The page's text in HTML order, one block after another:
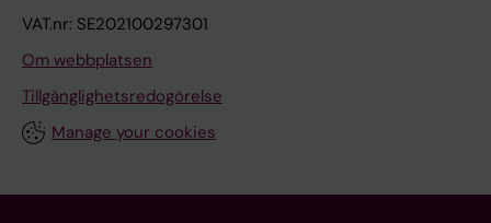
VAT.nr: SE202100297301
Om webbplatsen
Tillgänglighetsredogörelse
Manage your cookies